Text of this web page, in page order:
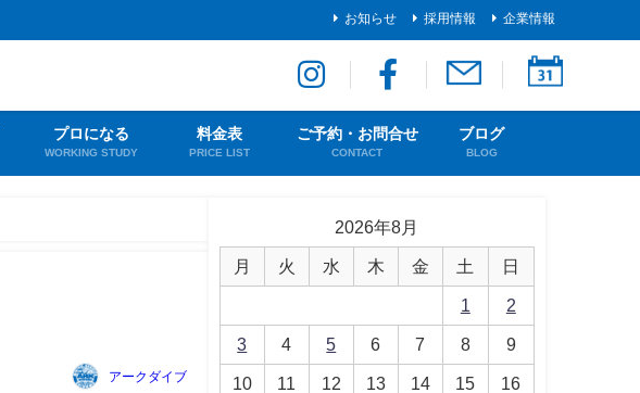
お知らせ 採用情報 企業情報
プロになる
WORKING STUDY
料金表
PRICE LIST
ご予約・お問合せ
CONTACT
ブログ
BLOG
アークダイブ
2026年8月
月 火 水 木 金 土 日
1 2
3 4 5 6 7 8 9
10 11 12 13 14 15 16